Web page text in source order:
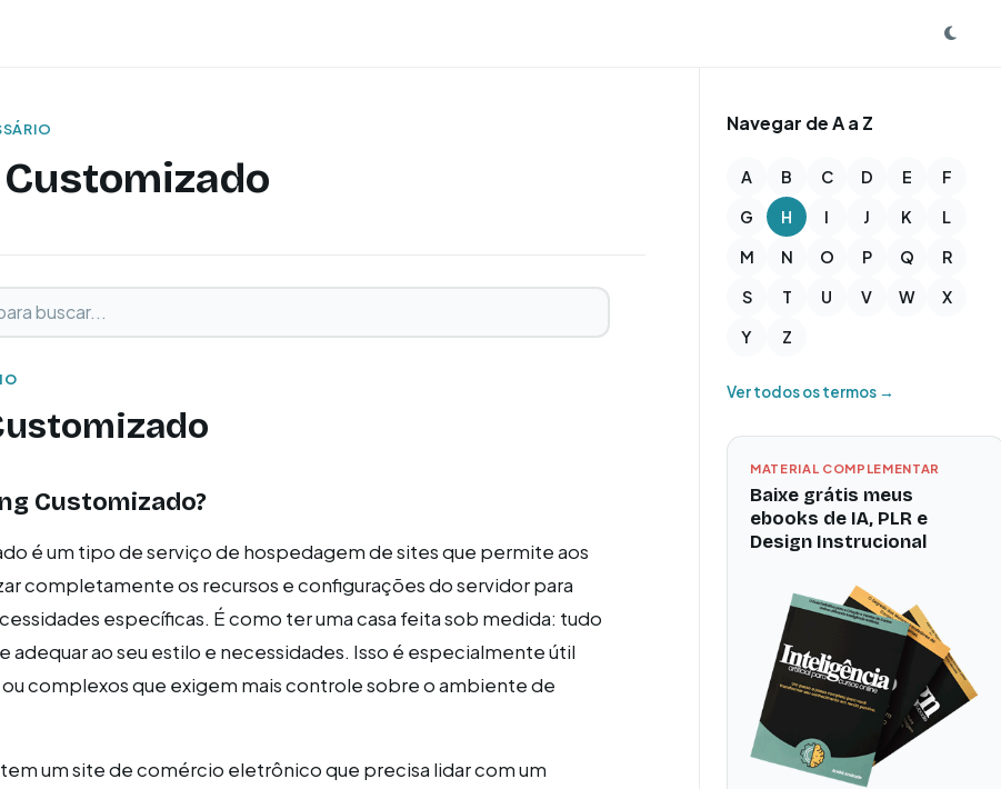
Customizado?
é um tipo de serviço de hospedagem de sites que permite aos
completamente os recursos e configurações do servidor para
específicas. É como ter uma casa feita sob medida: tudo
adequar ao seu estilo e necessidades. Isso é especialmente útil
ou complexos que exigem mais controle sobre o ambiente de
um site de comércio eletrônico que precisa lidar com um
Navegar de A a Z
A B C D E
F
G
H I J K
L
M
N O P Q
R
S
T U V W
X
Y
Z
Ver todos os termos →
MATERIAL COMPLEMENTAR
Baixe grátis meus
ebooks de IA, PLR e
Design Instrucional